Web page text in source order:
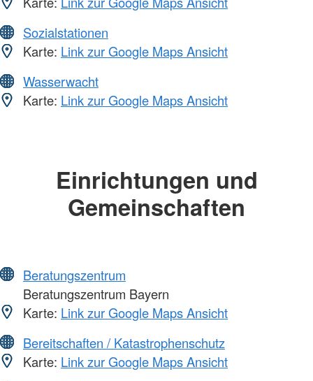
Sozialstationen
Karte: Link zur Google Maps Ansicht
Wasserwacht
Karte: Link zur Google Maps Ansicht
Einrichtungen und
Gemeinschaften
Beratungszentrum
Beratungszentrum Bayern
Karte: Link zur Google Maps Ansicht
Bereitschaften / Katastrophenschutz
Karte: Link zur Google Maps Ansicht